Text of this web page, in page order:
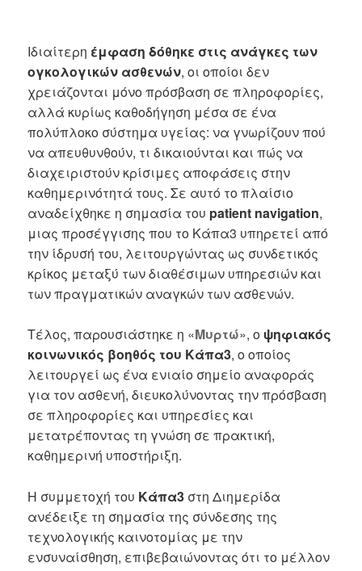
Ιδιαίτερη έμφαση δόθηκε στις ανάγκες των
ογκολογικών ασθενών, οι οποίοι δεν
χρειάζονται μόνο πρόσβαση σε πληροφορίες,
αλλά κυρίως καθοδήγηση μέσα σε ένα
πολύπλοκο σύστημα υγείας: να γνωρίζουν πού
να απευθυνθούν, τι δικαιούνται και πώς να
διαχειριστούν κρίσιμες αποφάσεις στην
καθημερινότητά τους. Σε αυτό το πλαίσιο
αναδείχθηκε η σημασία του patient navigation,
μιας προσέγγισης που το Κάπα3 υπηρετεί από
την ίδρυσή του, λειτουργώντας ως συνδετικός
κρίκος μεταξύ των διαθέσιμων υπηρεσιών και
των πραγματικών αναγκών των ασθενών.
Τέλος, παρουσιάστηκε η «Μυρτώ», ο ψηφιακός
κοινωνικός βοηθός του Κάπα3, ο οποίος
λειτουργεί ως ένα ενιαίο σημείο αναφοράς
για τον ασθενή, διευκολύνοντας την πρόσβαση
σε πληροφορίες και υπηρεσίες και
μετατρέποντας τη γνώση σε πρακτική,
καθημερινή υποστήριξη.
Η συμμετοχή του Κάπα3 στη Διημερίδα
ανέδειξε τη σημασία της σύνδεσης της
τεχνολογικής καινοτομίας με την
ενσυναίσθηση, επιβεβαιώνοντας ότι το μέλλον